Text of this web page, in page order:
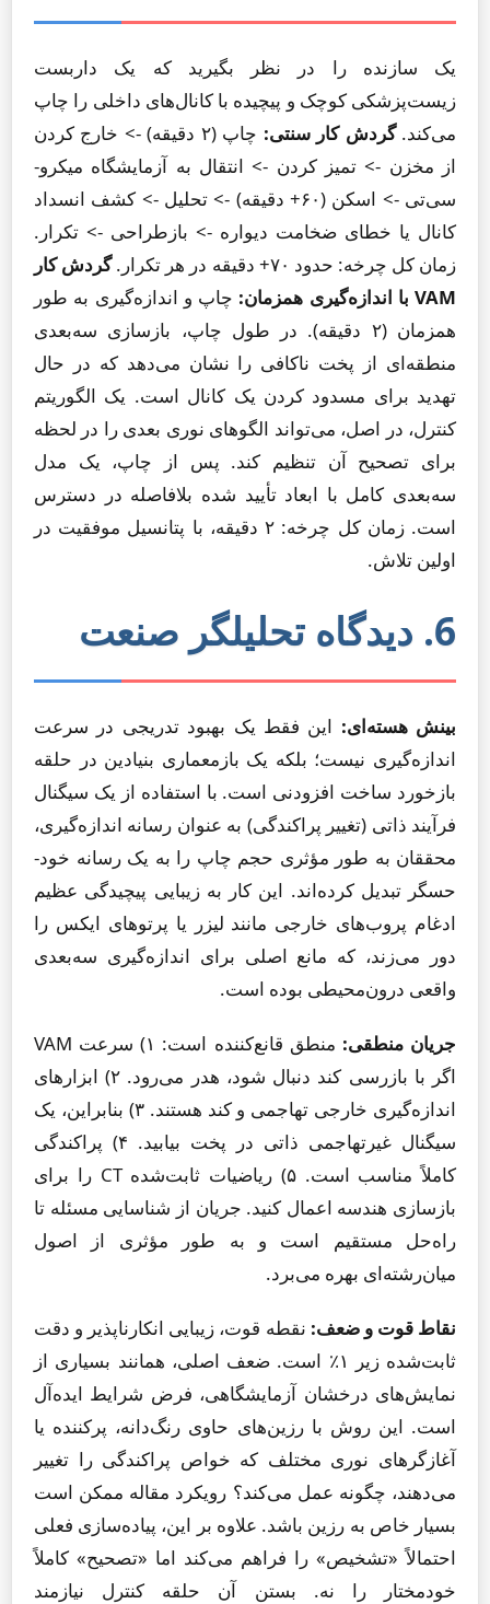
یک سازنده را در نظر بگیرید که یک داربست
زیست‌پزشکی کوچک و پیچیده با کانال‌های داخلی را چاپ
می‌کند.گردش کار سنتی:
چاپ (۲ دقیقه) -> خارج کردن
از مخزن -> تمیز کردن -> انتقال به آزمایشگاه میکرو-
سی‌تی -> اسکن (۶۰+ دقیقه) -> تحلیل -> کشف انسداد
کانال یا خطای ضخامت دیواره -> بازطراحی -> تکرار.
زمان کل چرخه: حدود ۷۰+ دقیقه در هر تکرار.
گردش کار
VAM با اندازه‌گیری همزمان:
چاپ و اندازه‌گیری به طور
همزمان (۲ دقیقه). در طول چاپ، بازسازی سه‌بعدی
منطقه‌ای از پخت ناکافی را نشان می‌دهد که در حال
تهدید برای مسدود کردن یک کانال است. یک الگوریتم
کنترل، در اصل، می‌تواند الگوهای نوری بعدی را در لحظه
برای تصحیح آن تنظیم کند. پس از چاپ، یک مدل
سه‌بعدی کامل با ابعاد تأیید شده بلافاصله در دسترس
است. زمان کل چرخه: ۲ دقیقه، با پتانسیل موفقیت در
اولین تلاش.
6. دیدگاه تحلیلگر صنعت
بینش هسته‌ای: این فقط یک بهبود تدریجی در سرعت
اندازه‌گیری نیست؛ بلکه یک بازمعماری بنیادین در حلقه
بازخورد ساخت افزودنی است. با استفاده از یک سیگنال
فرآیند ذاتی (تغییر پراکندگی) به عنوان رسانه اندازه‌گیری،
محققان به طور مؤثری حجم چاپ را به یک رسانه خود-
حسگر تبدیل کرده‌اند. این کار به زیبایی پیچیدگی عظیم
ادغام پروب‌های خارجی مانند لیزر یا پرتوهای ایکس را
دور می‌زند، که مانع اصلی برای اندازه‌گیری سه‌بعدی
واقعی درون‌محیطی بوده است.
جریان منطقی:
منطق قانع‌کننده است: ۱) سرعت VAM
اگر با بازرسی کند دنبال شود، هدر می‌رود. ۲) ابزارهای
اندازه‌گیری خارجی تهاجمی و کند هستند. ۳) بنابراین، یک
سیگنال غیرتهاجمی ذاتی در پخت بیابید. ۴) پراکندگی
کاملاً مناسب است. ۵) ریاضیات ثابت‌شده CT را برای
بازسازی هندسه اعمال کنید. جریان از شناسایی مسئله تا
راه‌حل مستقیم است و به طور مؤثری از اصول
میان‌رشته‌ای بهره می‌برد.
نقاط قوت و ضعف: نقطه قوت، زیبایی انکارناپذیر و دقت
ثابت‌شده زیر ۱٪ است. ضعف اصلی، همانند بسیاری از
نمایش‌های درخشان آزمایشگاهی، فرض شرایط ایده‌آل
است. این روش با رزین‌های حاوی رنگ‌دانه، پرکننده یا
آغازگرهای نوری مختلف که خواص پراکندگی را تغییر
می‌دهند، چگونه عمل می‌کند؟ رویکرد مقاله ممکن است
بسیار خاص به رزین باشد. علاوه بر این، پیاده‌سازی فعلی
احتمالاً «تشخیص» را فراهم می‌کند اما «تصحیح» کاملاً
خودمختار را نه. بستن آن حلقه کنترل نیازمند